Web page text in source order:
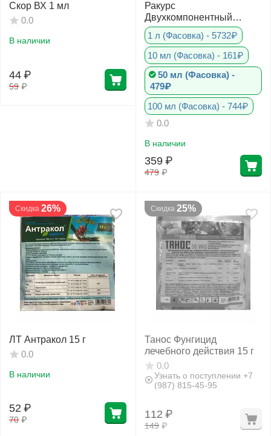
Скор ВХ 1 мл
0.0
В наличии
59 ₽
44 ₽
Ракурс
Двухкомпонентный
системный фунгицид для
защиты хвойных
1 л (Фасовка) - 5732₽
10 мл (Фасовка) - 161₽
50 мл (Фасовка) -
479₽
100 мл (Фасовка) - 744₽
0.0
В наличии
479 ₽
359 ₽
Скидка 26%
ЛТ Антракол 15 г
0.0
В наличии
70 ₽
52 ₽
Скидка 25%
Танос Фунгицид
лечебного действия 15 г
0.0
Узнать о поступлении +7
(987) 815-45-95
149 ₽
112 ₽